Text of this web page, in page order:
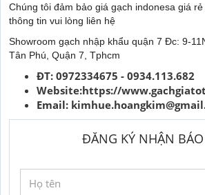
Chúng tôi đảm bảo giá gạch indonesa giá
thông tin vui lòng liên hệ
Showroom gạch nhập khẩu quận 7 Đc: 9-
Tân Phú, Quận 7, Tphcm
ĐT: 0972334675 - 0934.113.682
Website:https://
Email:
ĐĂNG KÝ NHẬN